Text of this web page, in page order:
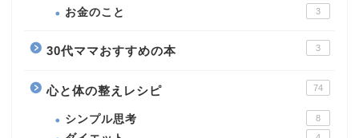
お金のこと 3
30代ママおすすめの本 3
心と体の整えレシピ 74
シンプル思考 8